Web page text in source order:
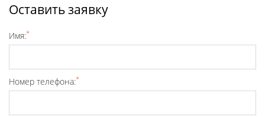
Оставить заявку
Имя:*
Номер телефона:*